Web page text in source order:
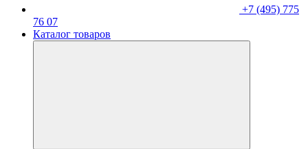
+7 (495) 775
76 07
Каталог товаров